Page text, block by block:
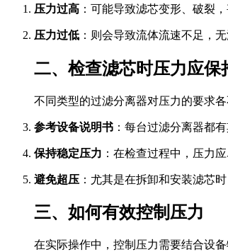
压力过高 ：可能导致滤芯变形、破裂
压力过低 ：则会导致流体流速不足，
二、检查滤芯时压力应保
不同类型的过滤分离器对压力的要求
参考设备说明书 ：每台过滤分离器都
保持稳定压力 ：在检查过程中，压力
避免超压 ：尤其是在拆卸和安装滤芯
三、如何有效控制压力
在实际操作中，控制压力需要结合设